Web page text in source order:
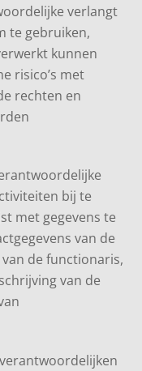
verlangt
te gebruiken,
kunnen
risico’s met
rechten en
bij te
met gegevens te
van de
de functionaris,
van de